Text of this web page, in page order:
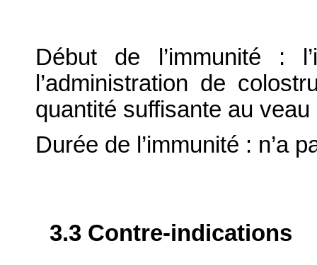
Début de l’immunité :
l’administration de
quantité suffisante au
Durée de l’immunité : n’a
3.3 Contre-indications